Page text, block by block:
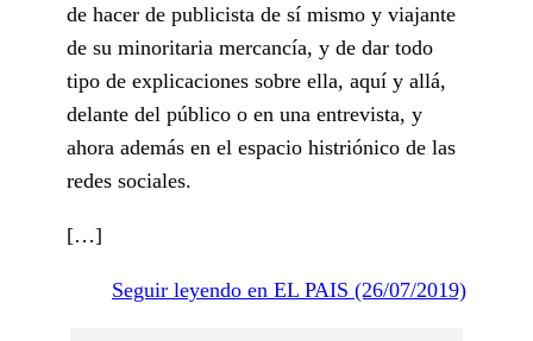
de hacer de publicista de sí mismo y viajante
de su minoritaria mercancía, y de dar todo
tipo de explicaciones sobre ella, aquí y allá,
delante del público o en una entrevista, y
ahora además en el espacio histriónico de las
redes sociales.
[…]
Seguir leyendo en EL PAIS (26/07/2019)